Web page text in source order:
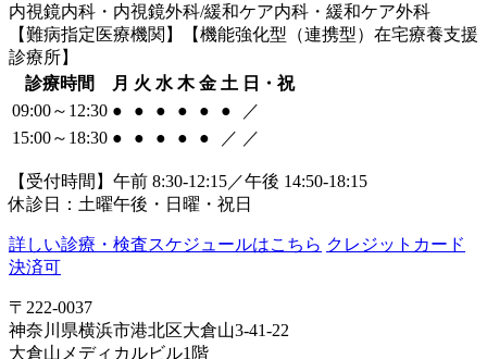
内視鏡内科・内視鏡外科/緩和ケア内科・緩和ケア外科
【難病指定医療機関】【機能強化型（連携型）在宅療養支援
診療所】
診療時間
月 火 水 木 金 土 日・祝
09:00～12:30 ● ● ● ● ● ●
／
15:00～18:30 ● ● ● ● ● ／ ／
【受付時間】午前 8:30-12:15／午後 14:50-18:15
休診日：土曜午後・日曜・祝日
詳しい診療・検査スケジュールはこちら クレジットカード
決済可
〒222-0037
神奈川県横浜市港北区大倉山3-41-22
大倉山メディカルビル1階